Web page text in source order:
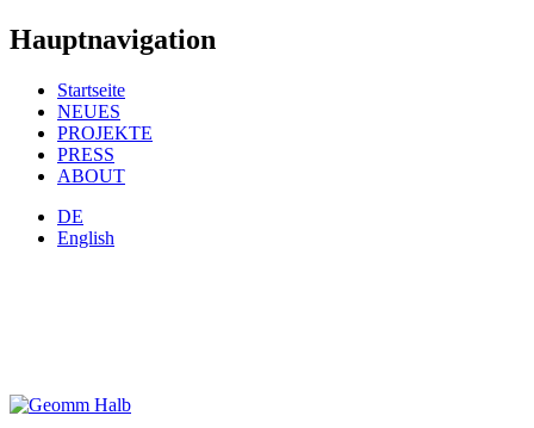
Hauptnavigation
Startseite
NEUES
PROJEKTE
PRESS
ABOUT
DE
English